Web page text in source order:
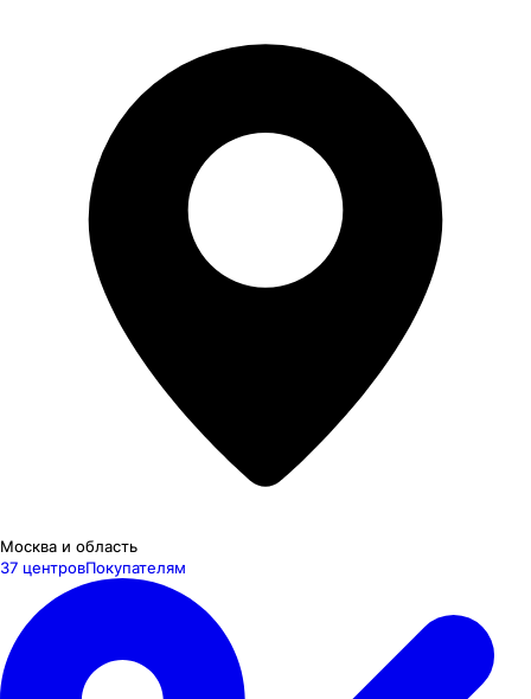
Москва и область
37 центровПокупателям